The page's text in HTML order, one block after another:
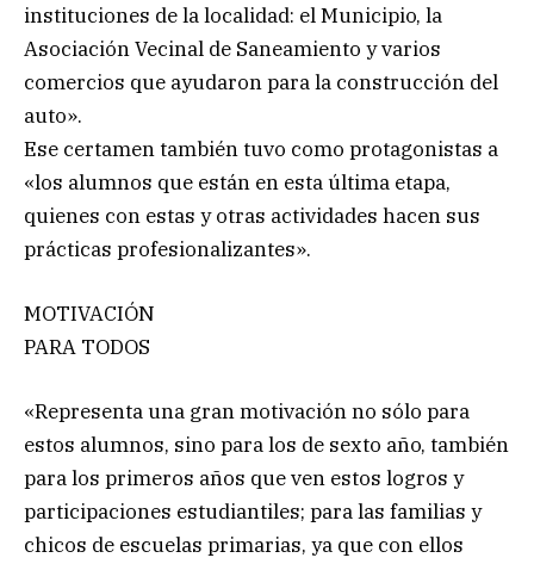
instituciones de la localidad: el Municipio, la
Asociación Vecinal de Saneamiento y varios
comercios que ayudaron para la construcción del
auto».
Ese certamen también tuvo como protagonistas a
«los alumnos que están en esta última etapa,
quienes con estas y otras actividades hacen sus
prácticas profesionalizantes».
MOTIVACIÓN
PARA TODOS
«Representa una gran motivación no sólo para
estos alumnos, sino para los de sexto año, también
para los primeros años que ven estos logros y
participaciones estudiantiles; para las familias y
chicos de escuelas primarias, ya que con ellos